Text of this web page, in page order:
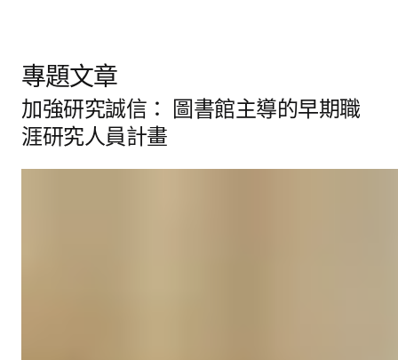
專題文章
加強研究誠信： 圖書館主導的早期職
涯研究人員計畫